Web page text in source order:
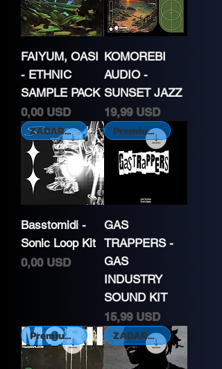
FAIYUM, OASI
- ETHNIC
SAMPLE PACK
Cena
0,00 USD
KOMOREBI
AUDIO -
SUNSET JAZZ
Cena
19,99 USD
ZADARMO, exkluzívne
Basstomidi -
Sonic Loop Kit
Cena
0,00 USD
Premium Kit
GAS
TRAPPERS -
GAS
INDUSTRY
SOUND KIT
Cena
15,99 USD
Premium Kit ZADARMO, exkluzívne